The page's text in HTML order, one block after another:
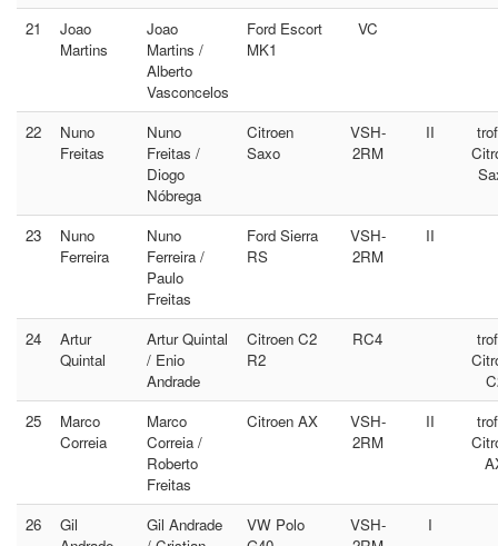
21
Joao
Martins
Joao
Martins /
Alberto
Vasconcelos
Ford Escort
MK1
VC
22
Nuno
Freitas
Nuno
Freitas /
Diogo
Nóbrega
Citroen
Saxo
VSH-
2RM
II
23
Nuno
Ferreira
Nuno
Ferreira /
Paulo
Freitas
Ford Sierra
RS
VSH-
2RM
II
24
Artur
Quintal
Artur Quintal
/ Enio
Andrade
Citroen C2
R2
RC4
25
Marco
Correia
Marco
Correia /
Roberto
Freitas
Citroen AX
VSH-
2RM
II
26
Gil
Gil Andrade
VW Polo
VSH-
I